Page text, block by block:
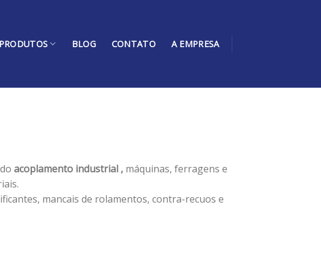
PRODUTOS BLOG CONTATO A EMPRESA
acoplamento industrial , máquinas, ferragens e
mancais de rolamentos, contra-recuos e